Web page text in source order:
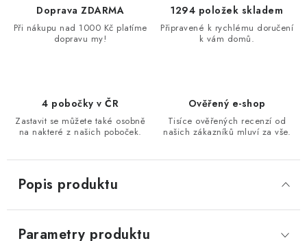
Doprava ZDARMA
Při nákupu nad 1000 Kč platíme
dopravu my!
1294 položek skladem
Připravené k rychlému doručení
k vám domů.
4 pobočky v ČR
Zastavit se můžete také osobně
na nakteré z našich poboček.
Ověřený e-shop
Tisíce ověřených recenzí od
našich zákazníků mluví za vše.
Popis produktu
Parametry produktu